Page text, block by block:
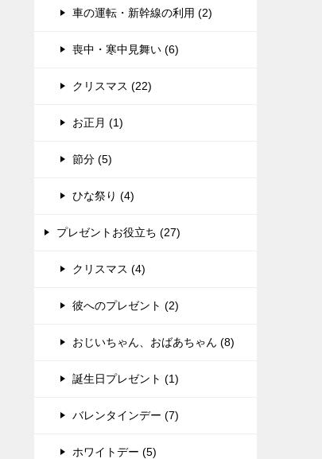
車の運転・新幹線の利用 (2)
喪中・寒中見舞い (6)
クリスマス (22)
お正月 (1)
節分 (5)
ひな祭り (4)
プレゼントお役立ち (27)
クリスマス (4)
彼へのプレゼント (2)
おじいちゃん、おばあちゃん (8)
誕生日プレゼント (1)
バレンタインデー (7)
ホワイトデー (5)